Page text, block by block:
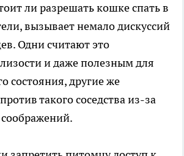
ли разрешать кошке спать в
вызывает немало дискуссий
Одни считают это
и даже полезным для
состояния, другие же
такого соседства из-за